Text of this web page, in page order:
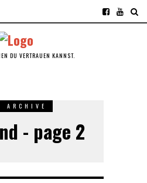
DU VERTRAUEN KANNST.
ARCHIVE
- page 2